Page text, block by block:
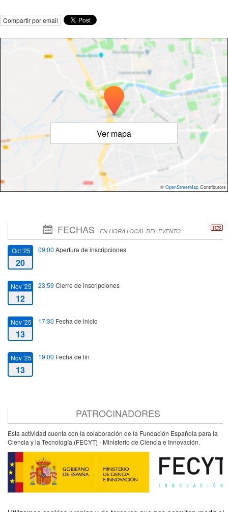
Compartir por email
Ver mapa
© OpenStreetMap Contributors
FECHAS EN HORA LOCAL DEL EVENTO
Oct '25
20
09:00 Apertura de inscripciones
Nov '25
12
23:59 Cierre de inscripciones
Nov '25
13
17:30 Fecha de inicio
Nov '25
13
19:00 Fecha de fin
PATROCINADORES
Esta actividad cuenta con la colaboración de la Fundación Española para la
Ciencia y la Tecnología (FECYT) - Ministerio de Ciencia e Innovación.